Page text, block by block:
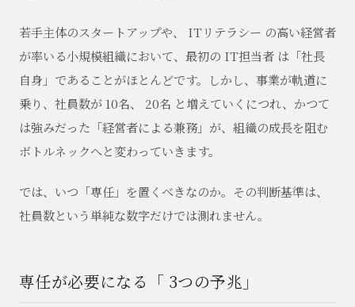
若手主体のスタートアップや、 ITリテラシー の高い経営者
が率いる小規模組織において、最初の IT担当者 は「社長
自身」であることがほとんどです。しかし、事業が軌道に
乗り、社員数が 10名、 20名 と増えていくにつれ、かつて
は強みだった「経営者による兼務」が、組織の成長を阻む
ボトルネックへと変わっていきます。
では、いつ「専任」を置くべきなのか。その判断基準は、
社員数という単純な数字だけでは測れません。
専任が必要になる「 3つの予兆」